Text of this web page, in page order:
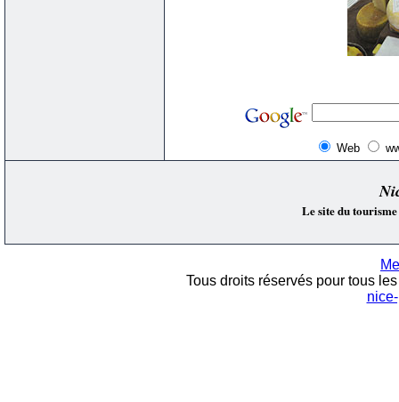
Web
Le site du
Tous droits réservés pour tous